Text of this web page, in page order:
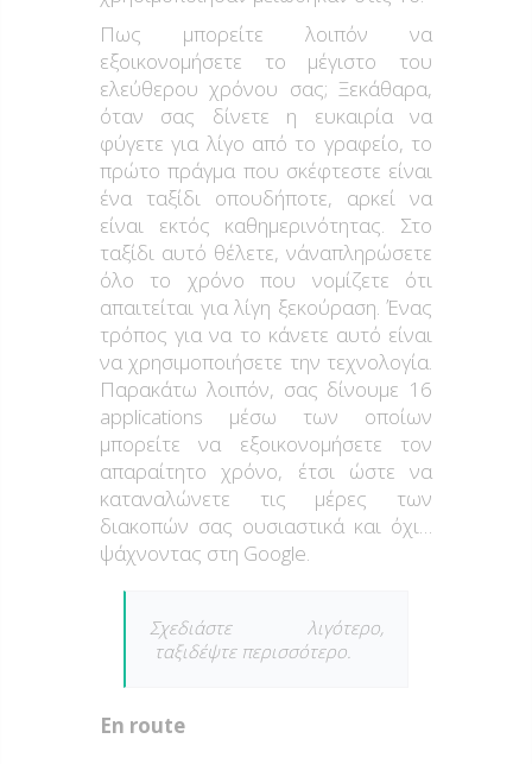
Πως μπορείτε λοιπόν να
εξοικονομήσετε το μέγιστο του
ελεύθερου χρόνου σας; Ξεκάθαρα,
όταν σας δίνετε η ευκαιρία να
φύγετε για λίγο από το γραφείο, το
πρώτο πράγμα που σκέφτεστε είναι
ένα ταξίδι οπουδήποτε, αρκεί να
είναι εκτός καθημερινότητας. Στο
ταξίδι αυτό θέλετε, ν΄αναπληρώσετε
όλο το χρόνο που νομίζετε ότι
απαιτείται για λίγη ξεκούραση. Ένας
τρόπος για να το κάνετε αυτό είναι
να χρησιμοποιήσετε την τεχνολογία.
Παρακάτω λοιπόν, σας δίνουμε 16
applications μέσω των οποίων
μπορείτε να εξοικονομήσετε τον
απαραίτητο χρόνο, έτσι ώστε να
καταναλώνετε τις μέρες των
διακοπών σας ουσιαστικά και όχι…
ψάχνοντας στη Google.
Σχεδιάστε λιγότερο,
ταξιδέψτε περισσότερο.
En route